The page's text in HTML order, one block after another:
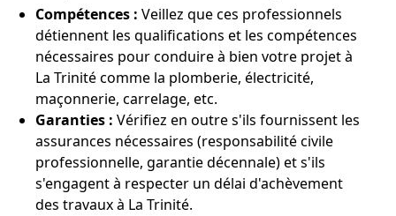
Compétences : Veillez que ces professionnels
détiennent les qualifications et les compétences
nécessaires pour conduire à bien votre projet à
La Trinité comme la plomberie, électricité,
maçonnerie, carrelage, etc.
Garanties : Vérifiez en outre s'ils fournissent les
assurances nécessaires (responsabilité civile
professionnelle, garantie décennale) et s'ils
s'engagent à respecter un délai d'achèvement
des travaux à La Trinité.